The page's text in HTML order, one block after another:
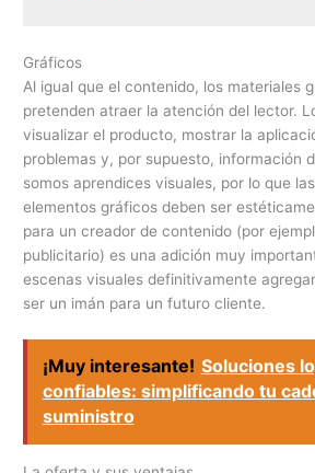
Gráficos
Al igual que el contenido, los materiales
pretenden atraer la atención del lector.
visualizar el producto, mostrar la
problemas y, por supuesto, información
somos aprendices visuales, por lo que
elementos gráficos deben ser
para un creador de contenido (por
publicitario) es una adición muy
escenas visuales definitivamente
ser un imán para un futuro cliente.
¡Muy interesante! Soluciones
confiables: simplificando tu
suministro